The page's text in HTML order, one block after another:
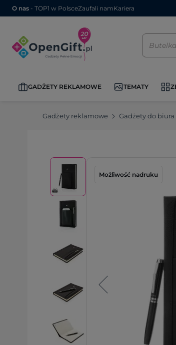
O nas - TOP1 w PolsceZaufali namKariera
GADŻETY REKLAMOWE TEMATY
Gadżety reklamowe Gadżety do biura
Możliwość nadruku